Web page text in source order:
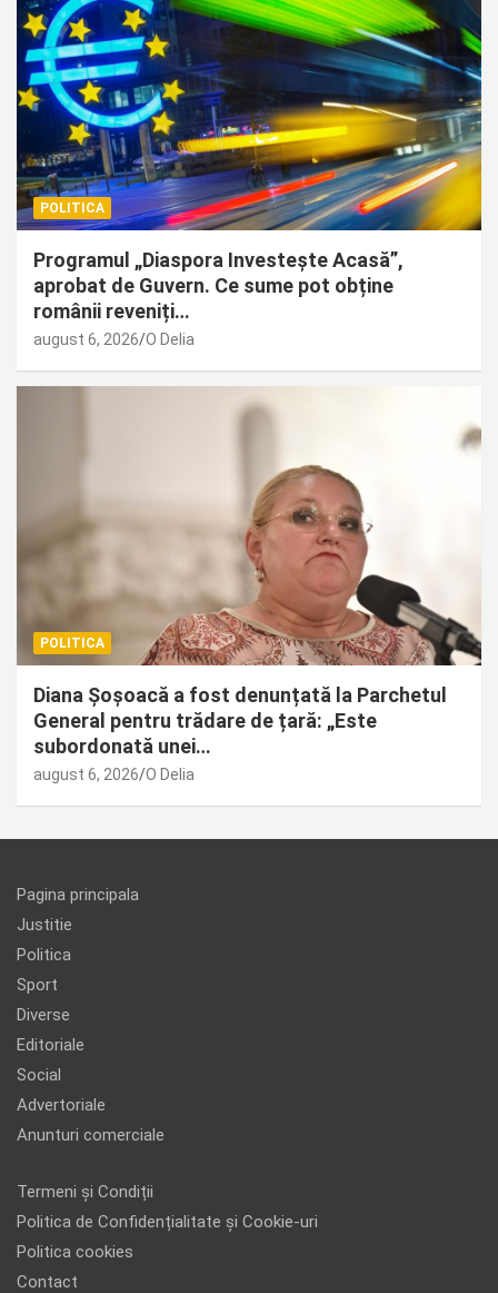
POLITICA
Programul „Diaspora Investește Acasă”,
aprobat de Guvern. Ce sume pot obține
românii reveniți…
august 6, 2026 O Delia
POLITICA
Diana Șoșoacă a fost denunțată la Parchetul
General pentru trădare de țară: „Este
subordonată unei…
august 6, 2026 O Delia
Pagina principala
Justitie
Politica
Sport
Diverse
Editoriale
Social
Advertoriale
Anunturi comerciale
Termeni și Condiții
Politica de Confidențialitate și Cookie-uri
Politica cookies
Contact